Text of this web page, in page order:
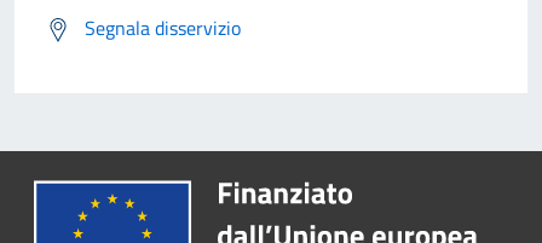
Segnala disservizio